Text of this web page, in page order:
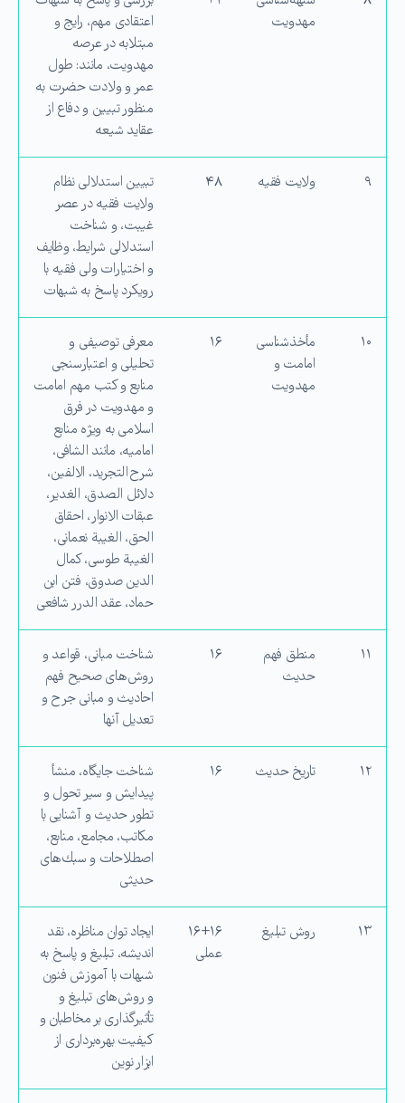
مهدویت
اعتقادی مهم، رایج و
مبتلابه در عرصه
مهدویت، مانند: طول
عمر و ولادت حضرت به
منظور تبیین و دفاع از
عقاید شیعه
۹ ولایت فقیه ۴۸
تبیین استدلالی نظام
ولایت فقیه در عصر
غیبت، و شناخت
استدلالی شرایط، وظایف
و اختیارات ولی فقیه با
رویكرد پاسخ به شبهات
۱۰
مأخذ‌شناسی
امامت و
مهدویت
۱۶
معرفی توصیفی و
تحلیلی و اعتبارسنجی
منابع و كتب مهم امامت
و مهدویت در فرق
اسلامی به ویژه منابع
امامیه، مانند الشافی،
شرح التجرید، الالفین،
دلائل الصدق، الغدیر،
عبقات الانوار، احقاق
الحق، الغیبة نعمانی،
الغیبة طوسی، كمال
الدین صدوق، فتن ابن
حماد، عقد الدرر شافعی
۱۱
منطق فهم
حدیث
۱۶
شناخت مبانی، قواعد و
روش‌های صحیح فهم
احادیث و مبانی جرح و
تعدیل آنها
۱۲ تاریخ حدیث ۱۶
شناخت جایگاه، منشأ
پیدایش و سیر تحول و
تطور حدیث و آشنایی با
مكاتب، مجامع، منابع،
اصطلاحات و سبك‌های
حدیثی
۱۳ روش تبلیغ
۱۶+۱۶
عملی
ایجاد توان مناظره، نقد
اندیشه، تبلیغ و پاسخ به
شبهات با آموزش فنون
و روش‌های تبلیغ و
تأثیرگذاری بر مخاطبان و
كیفیت بهره‌برداری از
ابزار نوین